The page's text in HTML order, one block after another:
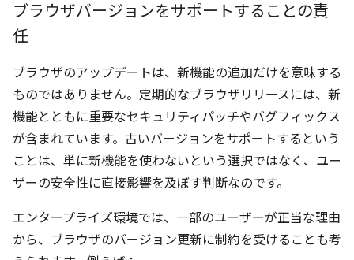
ブラウザバージョンをサポートすることの責
任
ブラウザのアップデートは、新機能の追加だけを意味する
ものではありません。定期的なブラウザリリースには、新
機能とともに重要なセキュリティパッチやバグフィックス
が含まれています。古いバージョンをサポートするという
ことは、単に新機能を使わないという選択ではなく、ユー
ザーの安全性に直接影響を及ぼす判断なのです。
エンタープライズ環境では、一部のユーザーが正当な理由
から、ブラウザのバージョン更新に制約を受けることも考